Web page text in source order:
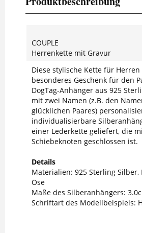
COUPLE
Herrenkette mit Gravur
Diese stylische Kette für
besonderes Geschenk für den
DogTag-Anhänger aus 925
mit zwei Namen (z.B. den
glücklichen Paares)
individualisierbare
einer Lederkette geliefert, die
Schiebeknoten geschlossen ist.
Details
Materialien: 925 Sterling Silber,
Öse
Maße des Silberanhängers:
Schriftart des Modellbeispiels: